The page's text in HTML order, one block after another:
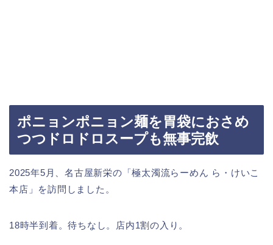
ポニョンポニョン麺を胃袋におさめ
つつドロドロスープも無事完飲
2025年5月、名古屋新栄の「極太濁流らーめん ら・けいこ
本店」を訪問しました。
18時半到着。待ちなし。店内1割の入り。